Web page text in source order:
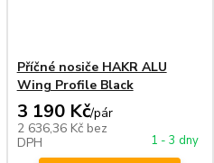
Příčné nosiče HAKR ALU
Wing Profile Black
3 190 Kč/pár
2 636,36 Kč bez
DPH
1 - 3 dny